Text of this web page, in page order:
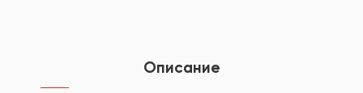
Описание